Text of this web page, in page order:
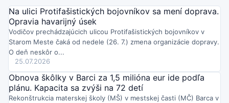
Na ulici Protifašistických bojovníkov sa mení doprava.
Opravia havarijný úsek
Vodičov prechádzajúcich ulicou Protifašistických bojovníkov v
Starom Meste čaká od nedele (26. 7.) zmena organizácie dopravy.
O deň neskôr o...
25.07.2026
Obnova škôlky v Barci za 1,5 milióna eur ide podľa
plánu. Kapacita sa zvýši na 72 detí
Rekonštrukcia materskej školy (MŠ) v mestskej časti (MČ) Barca v